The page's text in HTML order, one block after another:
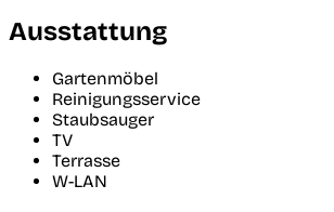
Ausstattung
Gartenmöbel
Reinigungsservice
Staubsauger
TV
Terrasse
W-LAN